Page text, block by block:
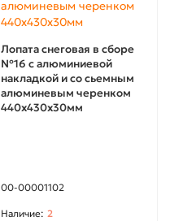
Лопата снеговая в сборе
№16 с алюминиевой
накладкой и со сьемным
алюминевым черенком
440х430х30мм
00-00001102
2